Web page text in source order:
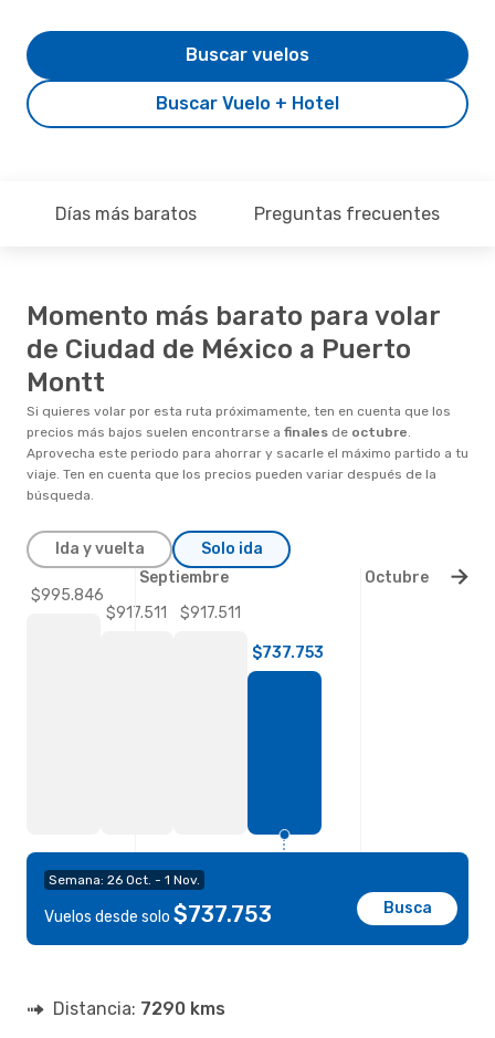
Buscar Vuelo + Hotel
Buscar vuelos
Días más baratos Preguntas frecuentes
Momento más barato para volar
de Ciudad de México a Puerto
Montt
Si quieres volar por esta ruta próximamente, ten en cuenta que los
precios más bajos suelen encontrarse a finales de octubre.
Aprovecha este periodo para ahorrar y sacarle el máximo partido a tu
viaje. Ten en cuenta que los precios pueden variar después de la
búsqueda.
Ida y vuelta Solo ida
Semana: 26 Oct. - 1 Nov.
Vuelos desde solo $737.753 Busca
$995.846
$917.511
$917.511
$737.753
Septiembre Octubre
Distancia: 7290 kms